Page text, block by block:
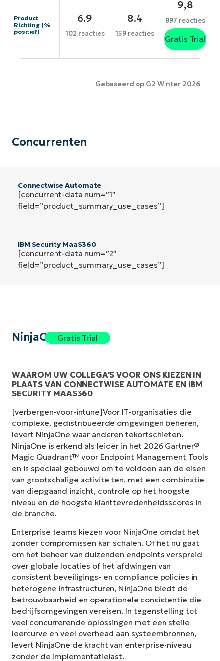
Product
Richting (%
positief)
6.9
102 reacties
8.4
159 reacties
9,8
897 reacties
Gratis Trial
Gebaseerd op G2 Winter 2026
Concurrenten
Connectwise Automate
[concurrent-data num=”1″
field=”product_summary_use_cases”]
IBM Security MaaS360
[concurrent-data num=”2″
field=”product_summary_use_cases”]
NinjaOneGratis Trial
WAAROM UW COLLEGA'S VOOR ONS KIEZEN IN
PLAATS VAN CONNECTWISE AUTOMATE EN IBM
SECURITY MAAS360
[verbergen-voor-intune]Voor IT-organisaties die
complexe, gedistribueerde omgevingen beheren,
levert NinjaOne waar anderen tekortschieten.
NinjaOne is erkend als leider in het 2026 Gartner®
Magic Quadrant™ voor Endpoint Management Tools
en is speciaal gebouwd om te voldoen aan de eisen
van grootschalige activiteiten, met een combinatie
van diepgaand inzicht, controle op het hoogste
niveau en de hoogste klanttevredenheidsscores in
de branche.
Enterprise teams kiezen voor NinjaOne omdat het
zonder compromissen kan schalen. Of het nu gaat
om het beheer van duizenden endpoints verspreid
over globale locaties of het afdwingen van
consistent beveiligings- en compliance policies in
heterogene infrastructuren, NinjaOne biedt de
betrouwbaarheid en operationele consistentie die
bedrijfsomgevingen vereisen. In tegenstelling tot
veel concurrerende oplossingen met een steile
leercurve en veel overhead aan systeembronnen,
levert NinjaOne de kracht van enterprise-niveau
zonder de implementatielast.